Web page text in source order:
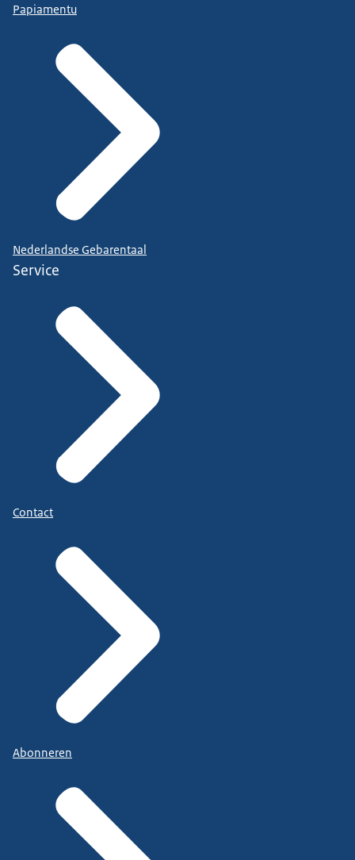
Papiamentu
Nederlandse Gebarentaal
Service
Contact
Abonneren